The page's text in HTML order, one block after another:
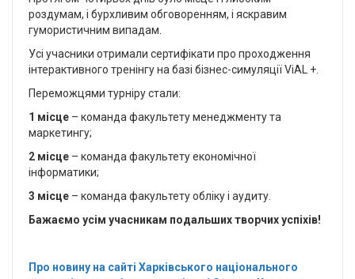
роздумам, і бурхливим обговоренням, і яскравим
гумористичним випадам.
Усі учасники отримали сертифікати про проходження
інтерактивного тренінгу на базі бізнес-симуляції ViAL +.
Переможцями турніру стали:
1 місце – команда факультету менеджменту та
маркетингу;
2 місце – команда факультету економічної
інформатики;
3 місце – команда факультету обліку і аудиту.
Бажаємо усім учасникам подальших творчих успіхів!
Про новину на сайті Харківського національного